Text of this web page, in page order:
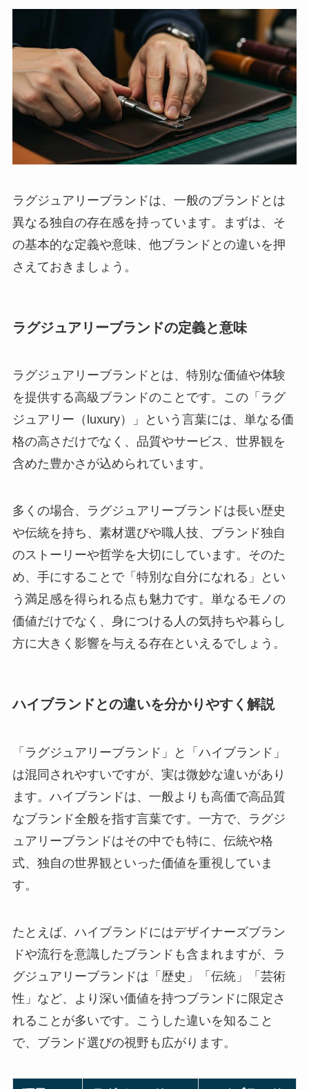
ラグジュアリーブランドは、一般のブランドとは
異なる独自の存在感を持っています。まずは、そ
の基本的な定義や意味、他ブランドとの違いを押
さえておきましょう。
ラグジュアリーブランドの定義と意味
ラグジュアリーブランドとは、特別な価値や体験
を提供する高級ブランドのことです。この「ラグ
ジュアリー（luxury）」という言葉には、単なる価
格の高さだけでなく、品質やサービス、世界観を
含めた豊かさが込められています。
多くの場合、ラグジュアリーブランドは長い歴史
や伝統を持ち、素材選びや職人技、ブランド独自
のストーリーや哲学を大切にしています。そのた
め、手にすることで「特別な自分になれる」とい
う満足感を得られる点も魅力です。単なるモノの
価値だけでなく、身につける人の気持ちや暮らし
方に大きく影響を与える存在といえるでしょう。
ハイブランドとの違いを分かりやすく解説
「ラグジュアリーブランド」と「ハイブランド」
は混同されやすいですが、実は微妙な違いがあり
ます。ハイブランドは、一般よりも高価で高品質
なブランド全般を指す言葉です。一方で、ラグジ
ュアリーブランドはその中でも特に、伝統や格
式、独自の世界観といった価値を重視していま
す。
たとえば、ハイブランドにはデザイナーズブラン
ドや流行を意識したブランドも含まれますが、ラ
グジュアリーブランドは「歴史」「伝統」「芸術
性」など、より深い価値を持つブランドに限定さ
れることが多いです。こうした違いを知ること
で、ブランド選びの視野も広がります。